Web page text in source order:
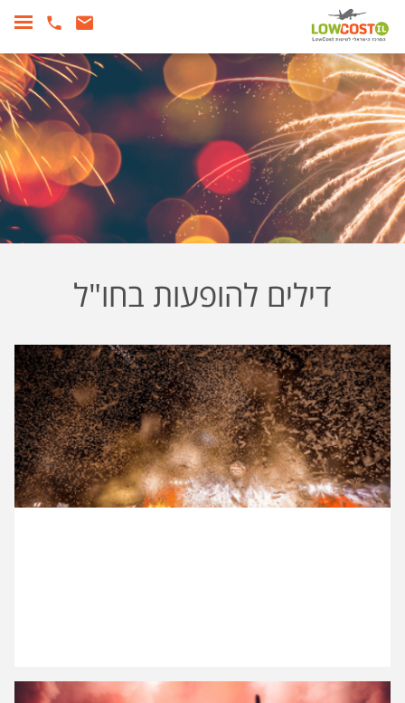
דילים להופעות בחו"ל